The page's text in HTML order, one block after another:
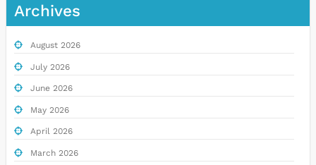
Archives
August 2026
July 2026
June 2026
May 2026
April 2026
March 2026